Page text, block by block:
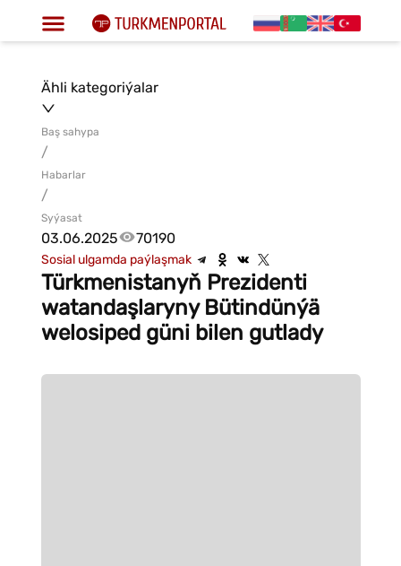
Ähli kategoriýalar
Baş sahypa
/
Habarlar
/
Syýasat
03.06.2025 70190
Sosial ulgamda paýlaşmak
Türkmenistanyň Prezidenti
watandaşlaryny Bütindünýä
welosiped güni bilen gutlady